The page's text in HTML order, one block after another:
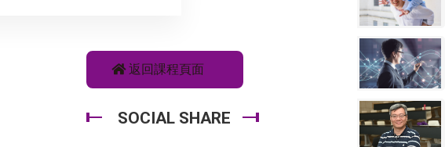
返回課程頁面
SOCIAL SHARE